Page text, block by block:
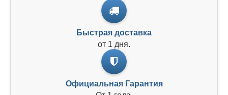
Быстрая доставка
от 1 дня.
Официальная Гарантия